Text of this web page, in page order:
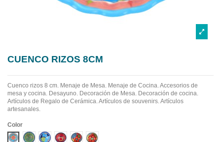
CUENCO RIZOS 8CM
Cuenco rizos 8 cm. Menaje de Mesa. Menaje de Cocina. Accesorios de
mesa y cocina. Desayuno. Decoración de Mesa. Decoración de cocina.
Artículos de Regalo de Cerámica. Artículos de souvenirs. Artículos
artesanales.
Color
Diseño 1Diseño 2Diseño 3Diseño 4Diseño 5Diseño 6